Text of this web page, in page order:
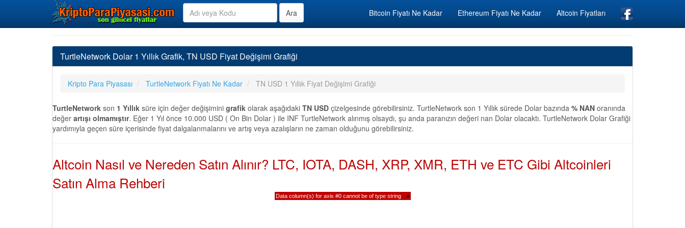
Bitcoin Fiyatı Ne Kadar Ethereum Fiyatı Ne Kadar Altcoin Fiyatları
TurtleNetwork Dolar 1 Yıllık Grafik, TN USD Fiyat Değişimi Grafiği
Kripto Para Piyasası TurtleNetwork Fiyatı Ne Kadar TN USD 1 Yıllık Fiyat Değişimi Grafiği
TurtleNetwork son 1 Yıllık süre için değer değişimini grafik olarak aşağıdaki TN USD çizelgesinde görebilirsiniz. TurtleNetwork son 1 Yıllık sürede Dolar bazında % NAN oranında
değer artışı olmamıştır. Eğer 1 Yıl önce 10.000 USD ( On Bin Dolar ) ile INF TurtleNetwork alınmış olsaydı, şu anda paranızın değeri nan Dolar olacaktı. TurtleNetwork Dolar Grafiği
yardımıyla geçen süre içerisinde fiyat dalgalanmalarını ve artış veya azalışların ne zaman olduğunu görebilirsiniz.
Altcoin Nasıl ve Nereden Satın Alınır? LTC, IOTA, DASH, XRP, XMR, ETH ve ETC Gibi Altcoinleri
Satın Alma Rehberi
Data column(s) for axis #0 cannot be of type string ×